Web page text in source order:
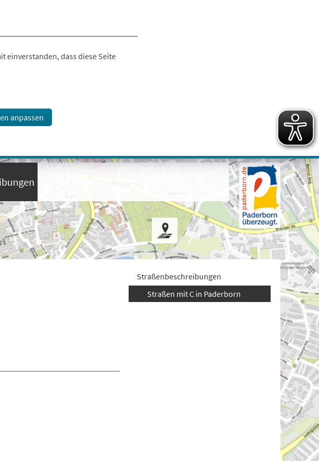
einverstanden, dass diese Seite
anpassen
Straßenbeschreibungen
Straßen mit C in Paderborn